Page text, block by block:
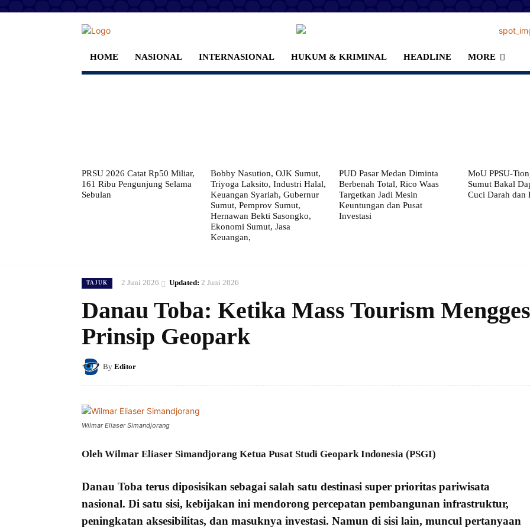
HOME NASIONAL INTERNASIONAL HUKUM & KRIMINAL HEADLINE MORE
PRSU 2026 Catat Rp50 Miliar,
161 Ribu Pengunjung Selama
Sebulan
Bobby Nasution, OJK Sumut,
Triyoga Laksito, Industri Halal,
Keuangan Syariah, Gubernur
Sumut, Pemprov Sumut,
Hernawan Bekti Sasongko,
Ekonomi Sumut, Jasa
Keuangan,
PUD Pasar Medan Diminta
Berbenah Total, Rico Waas
Targetkan Jadi Mesin
Keuntungan dan Pusat
Investasi
MoU PPSU-
Sumut Bakal
Cuci Darah dan
TAJUK 2 Juni 2026 Updated: 2 Juni 2026
Danau Toba: Ketika Mass Tourism
Prinsip Geopark
By Editor
Wilmar Eliaser Simandjorang
Oleh Wilmar Eliaser Simandjorang Ketua Pusat Studi Geopark Indonesia (PSGI)
Danau Toba terus diposisikan sebagai salah satu destinasi super prioritas pariwisata
nasional. Di satu sisi, kebijakan ini mendorong percepatan pembangunan infrastruktur,
peningkatan aksesibilitas, dan masuknya investasi. Namun di sisi lain, muncul pertanyaan